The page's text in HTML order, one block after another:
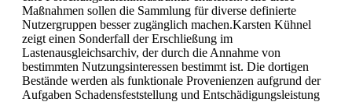
Maßnahmen sollen die Sammlung für diverse definierte
Nutzergruppen besser zugänglich machen.Karsten Kühnel
zeigt einen Sonderfall der Erschließung im
Lastenausgleichsarchiv, der durch die Annahme von
bestimmten Nutzungsinteressen bestimmt ist. Die dortigen
Bestände werden als funktionale Provenienzen aufgrund der
Aufgaben Schadensfeststellung und Entschädigungsleistung